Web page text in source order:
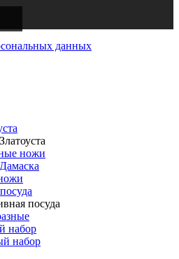
данных
ножи
посуда
набор
набор